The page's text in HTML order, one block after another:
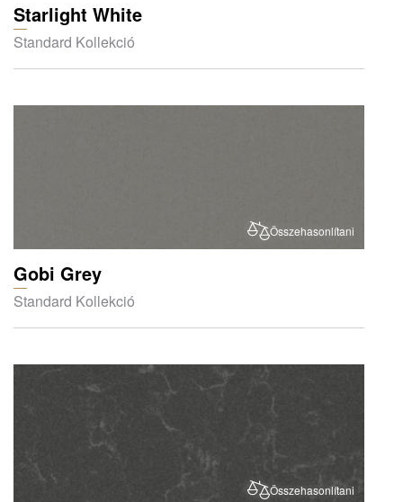
Starlight White
Standard Kollekció
Összehasonlítani
Gobi Grey
Standard Kollekció
Összehasonlítani